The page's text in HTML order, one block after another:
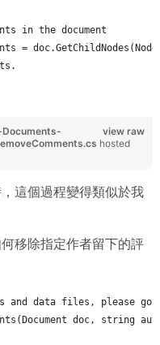
in the document
=
view raw
hosted
這個過程變得類似於我
移除指定作者留下的評
and data files, please go
doc, string